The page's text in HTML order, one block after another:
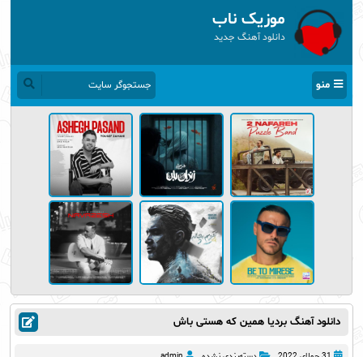
موزیک ناب
دانلود آهنگ جدید
منو
دانلود آهنگ بردیا همین که هستی باش